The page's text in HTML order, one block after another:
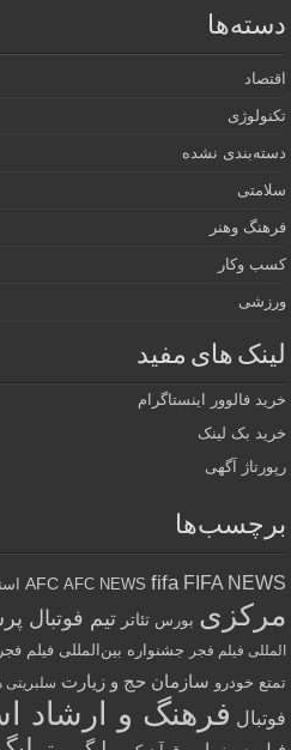
دسته‌ها
اقتصاد
تکنولوژی
دسته‌بندی نشده
سلامتی
فرهنگ وهنر
کسب وکار
ورزشی
لینک های مفید
خرید فالوور اینستاگرام
خرید بک لینک
رپورتاژ آگهی
برچسب‌ها
AFC AFC NEWS fifa FIFA NEWS
مرکزی بورس تئاتر تیم فوتبال
المللی فیلم فجر جشنواره بین‌المللی فیلم فجر
تمتع خودرو سازمان حج و زیارت سلبریتی
فوتبال فرهنگ و ارشاد